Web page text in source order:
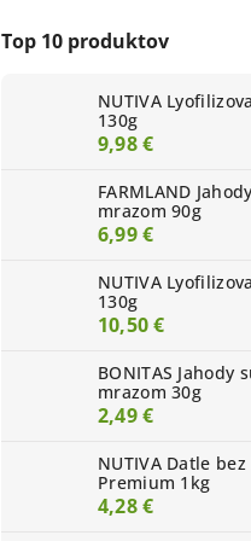
Top 10 produktov
NUTIVA
130g
9,98 €
FARMLAND
mrazom 90g
6,99 €
NUTIVA
130g
10,50 €
BONITAS Jahody
mrazom 30g
2,49 €
NUTIVA Datle
Premium 1kg
4,28 €